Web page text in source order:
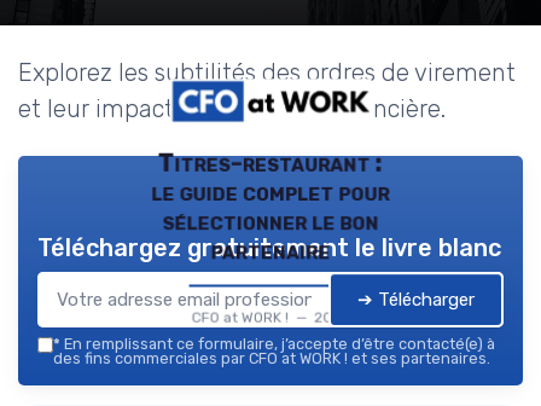
Explorez les subtilités des ordres de virement
et leur impact sur la gestion financière.
Titres-restaurant :
le guide complet pour
sélectionner le bon
partenaire
CFO at WORK ! — 2026
Téléchargez gratuitement le livre blanc
➔ Télécharger
* En remplissant ce formulaire, j’accepte d’être contacté(e) à
des fins commerciales par CFO at WORK ! et ses partenaires.